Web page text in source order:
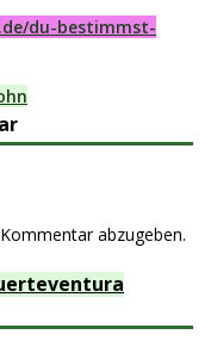
du-bestimmst-
abzugeben.